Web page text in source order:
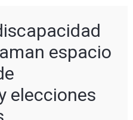
espacio
elecciones